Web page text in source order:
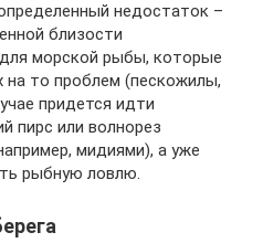
недостаток –
близости
морской рыбы, которые
то проблем (пескожилы,
придется идти
пирс или волнорез
мидиями), а уже
рыбную ловлю.